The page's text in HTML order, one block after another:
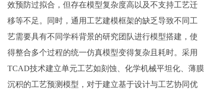
效预防过拟合，但存在模型复杂度高以及不支持工艺迁
移等不足。同时，通用工艺建模框架的缺乏导致不同工
艺需要具有不同学科背景的研究团队进行模型搭建，使
得整合多个过程的统一仿真模型变得复杂且耗时。采用
TCAD技术建立单元工艺如刻蚀、化学机械平坦化、薄膜
沉积的工艺预测模型，对于建立基于设计与工艺协同优